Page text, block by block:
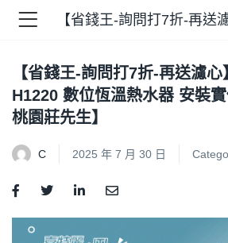
)
)
【省錢王-詢問打7折-再送濾
H1220 數位恆溫熱水器 安裝
桃園莊先生】
C 2025 年 7 月 30 日